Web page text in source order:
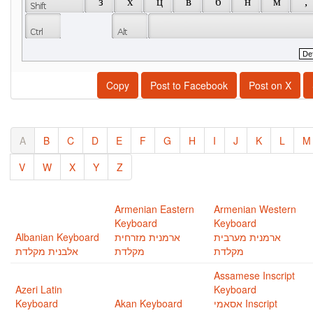
Copy Post to Facebook Post on X
A B C D E F G H I J K L
M
V
W X Y Z
Albanian Keyboard
אלבנית מקלדת
Armenian Eastern
Keyboard
ארמנית מזרחית
מקלדת
Armenian Western
Keyboard
ארמנית מערבית
מקלדת
Azeri Latin
Keyboard
Akan Keyboard
Assamese Inscript
Keyboard
אסאמי Inscript